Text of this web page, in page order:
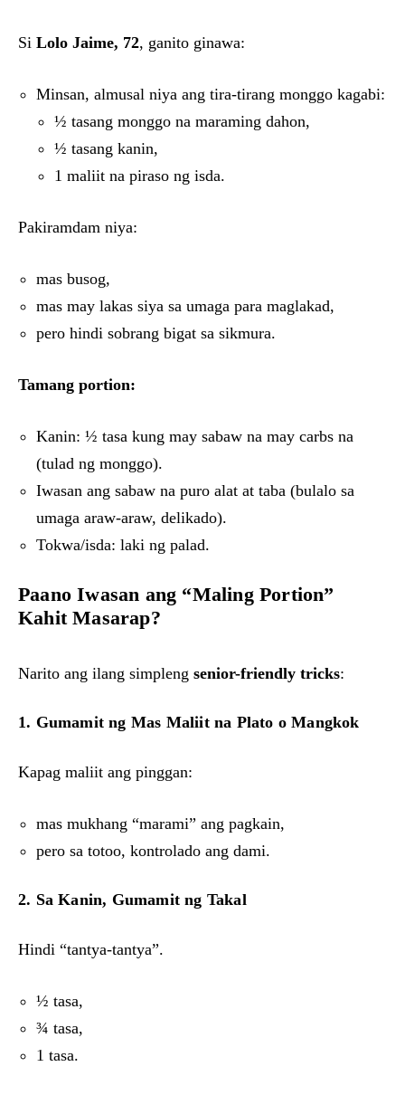
Si Lolo Jaime, 72, ganito ginawa:
Minsan, almusal niya ang tira-tirang monggo kagabi:
½ tasang monggo na maraming dahon,
½ tasang kanin,
1 maliit na piraso ng isda.
Pakiramdam niya:
mas busog,
mas may lakas siya sa umaga para maglakad,
pero hindi sobrang bigat sa sikmura.
Tamang portion:
Kanin: ½ tasa kung may sabaw na may carbs na
(tulad ng monggo).
Iwasan ang sabaw na puro alat at taba (bulalo sa
umaga araw-araw, delikado).
Tokwa/isda: laki ng palad.
Paano Iwasan ang “Maling Portion”
Kahit Masarap?
Narito ang ilang simpleng senior-friendly tricks:
1. Gumamit ng Mas Maliit na Plato o Mangkok
Kapag maliit ang pinggan:
mas mukhang “marami” ang pagkain,
pero sa totoo, kontrolado ang dami.
2. Sa Kanin, Gumamit ng Takal
Hindi “tantya-tantya”.
½ tasa,
¾ tasa,
1 tasa.